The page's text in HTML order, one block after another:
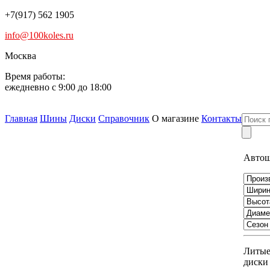
+7(917) 562 1905
info@100koles.ru
Москва
Время работы:
ежедневно с 9:00 до 18:00
Главная Шины Диски Справочник О магазине Контакты
Литые
диски